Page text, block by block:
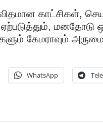
காட்சிகள்,
ஏற்படுத்தும்,
கேமராவும்
WhatsApp